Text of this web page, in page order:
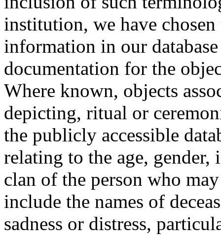
institution, we have
information in our
documentation for the
Where known, objects
depicting, ritual or
the publicly accessible
relating to the age,
clan of the person who
include the names of
sadness or distress,